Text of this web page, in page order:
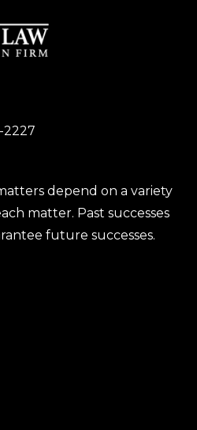
2227
depend on a variety
matter. Past successes
future successes.